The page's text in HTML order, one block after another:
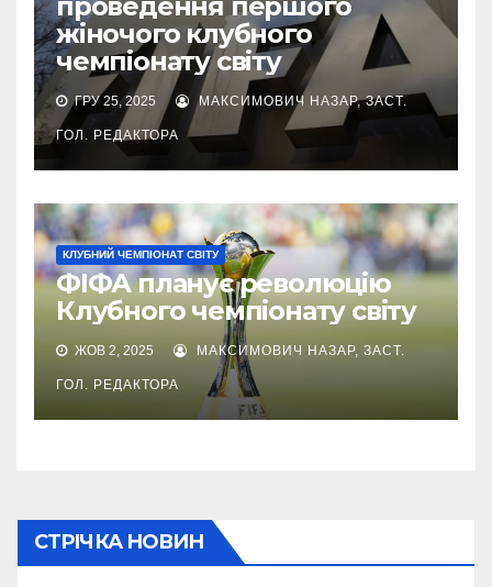
жіночого клубного
чемпіонату світу
ГРУ 25, 2025 МАКСИМОВИЧ НАЗАР, ЗАСТ.
ГОЛ. РЕДАКТОРА
КЛУБНИЙ ЧЕМПІОНАТ СВІТУ
ФІФА планує революцію
Клубного чемпіонату світу
ЖОВ 2, 2025 МАКСИМОВИЧ НАЗАР, ЗАСТ.
ГОЛ. РЕДАКТОРА
СТРІЧКА НОВИН